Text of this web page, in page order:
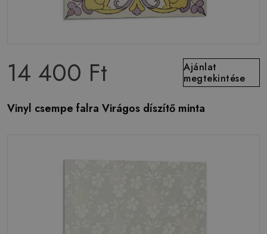
14 400 Ft
Ajánlat
megtekintése
Vinyl csempe falra Virágos díszítő minta